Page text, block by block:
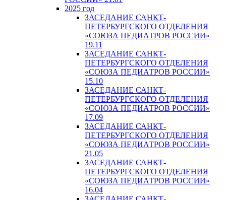
2025 год
ЗАСЕДАНИЕ САНКТ-
ПЕТЕРБУРГСКОГО ОТДЕЛЕНИЯ
«СОЮЗА ПЕДИАТРОВ РОССИИ»
19.11
ЗАСЕДАНИЕ САНКТ-
ПЕТЕРБУРГСКОГО ОТДЕЛЕНИЯ
«СОЮЗА ПЕДИАТРОВ РОССИИ»
15.10
ЗАСЕДАНИЕ САНКТ-
ПЕТЕРБУРГСКОГО ОТДЕЛЕНИЯ
«СОЮЗА ПЕДИАТРОВ РОССИИ»
17.09
ЗАСЕДАНИЕ САНКТ-
ПЕТЕРБУРГСКОГО ОТДЕЛЕНИЯ
«СОЮЗА ПЕДИАТРОВ РОССИИ»
21.05
ЗАСЕДАНИЕ САНКТ-
ПЕТЕРБУРГСКОГО ОТДЕЛЕНИЯ
«СОЮЗА ПЕДИАТРОВ РОССИИ»
16.04